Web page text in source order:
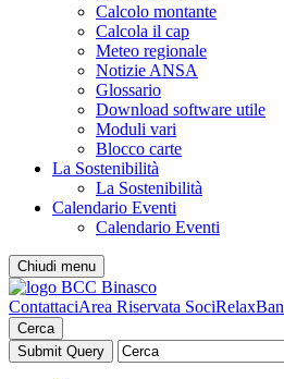
Calcolo montante
Calcola il cap
Meteo regionale
Notizie ANSA
Glossario
Download software utile
Moduli vari
Blocco carte
La Sostenibilità
La Sostenibilità
Calendario Eventi
Calendario Eventi
Chiudi menu
ContattaciArea Riservata Soci
Cerca